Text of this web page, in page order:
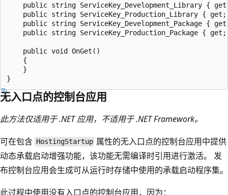
public string ServiceKey_Development_Library {
public string ServiceKey_Production_Library {
public string ServiceKey_Development_Package {
public string ServiceKey_Production_Package {
    public void OnGet()
    {
    }
无入口点的控制台应用
此方法仅适用于 .NET 应用，不适用于 .NET Framework。
可在包含 HostingStartup 属性的无入口点的控制台应用中提供
动态承载启动增强功能，该功能无需编译时引用进行激活。 发
布控制台应用会生成可从运行时存储中使用的承载启动程序集。
此过程中使用没有入口点的控制台应用，因为：